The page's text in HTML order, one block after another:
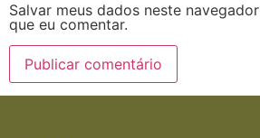
Salvar meus dados neste
que eu comentar.